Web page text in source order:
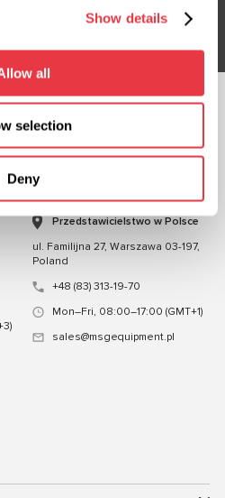
Show details
all
selection
Deny
Subskrybuj
Przedstawicielstwo w Polsce
ul. Familijna 27, Warszawa 03-197,
Poland
+48 (83) 313-19-70
Mon–Fri, 08:00–17:00 (GMT+1)
sales@msgequipment.pl